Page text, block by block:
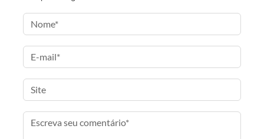
k
a